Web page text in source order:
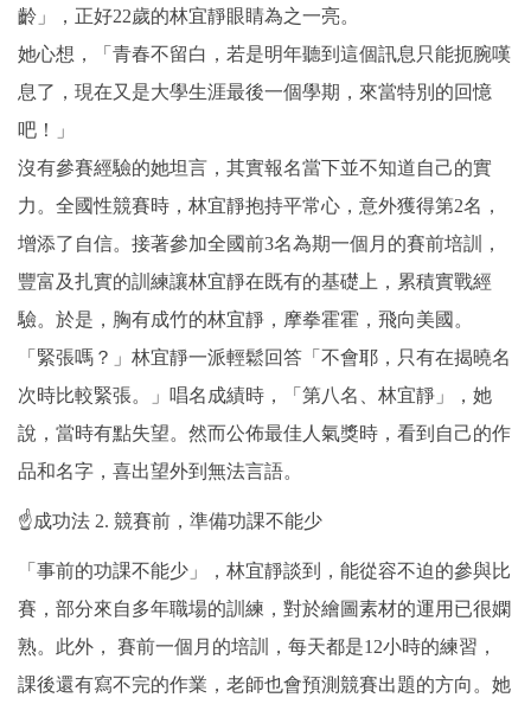
齡」，正好22歲的林宜靜眼睛為之一亮。
她心想，「青春不留白，若是明年聽到這個訊息只能扼腕嘆
息了，現在又是大學生涯最後一個學期，來當特別的回憶
吧！」
沒有參賽經驗的她坦言，其實報名當下並不知道自己的實
力。全國性競賽時，林宜靜抱持平常心，意外獲得第2名，
增添了自信。接著參加全國前3名為期一個月的賽前培訓，
豐富及扎實的訓練讓林宜靜在既有的基礎上，累積實戰經
驗。於是，胸有成竹的林宜靜，摩拳霍霍，飛向美國。
「緊張嗎？」林宜靜一派輕鬆回答「不會耶，只有在揭曉名
次時比較緊張。」唱名成績時，「第八名、林宜靜」，她
說，當時有點失望。然而公佈最佳人氣獎時，看到自己的作
品和名字，喜出望外到無法言語。
☝成功法 2. 競賽前，準備功課不能少
「事前的功課不能少」，林宜靜談到，能從容不迫的參與比
賽，部分來自多年職場的訓練，對於繪圖素材的運用已很嫻
熟。此外， 賽前一個月的培訓，每天都是12小時的練習，
課後還有寫不完的作業，老師也會預測競賽出題的方向。她